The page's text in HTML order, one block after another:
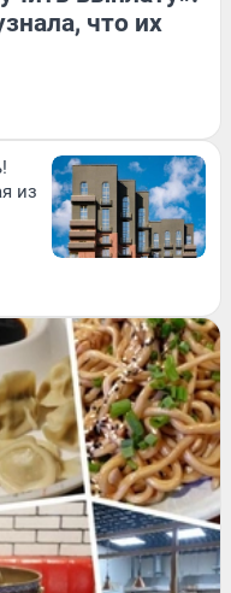
что их
из